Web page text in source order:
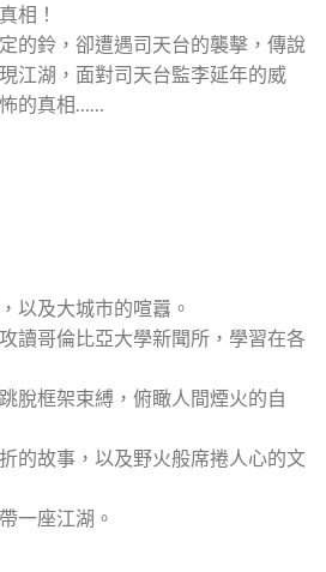
相！
的鈴，卻遭遇司天台的襲擊，傳說
江湖，面對司天台監李延年的威
的真相……
以及大城市的喧囂。
讀哥倫比亞大學新聞所，學習在各
脫框架束縛，俯瞰人間煙火的自
的故事，以及野火般席捲人心的文
一座江湖。